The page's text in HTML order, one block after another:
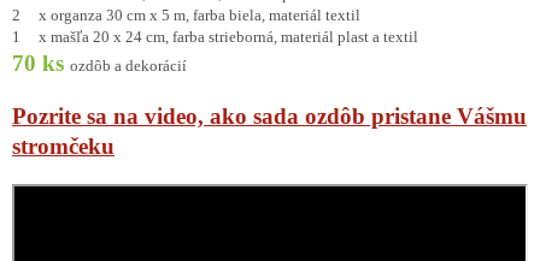
2 x organza 30 cm x 5 m, farba biela, materiál textil
1 x mašľa 20 x 24 cm, farba strieborná, materiál plast a textil
70 ks ozdôb a dekorácií
Pozrite sa na video, ako sada ozdôb pristane Vášmu
stromčeku